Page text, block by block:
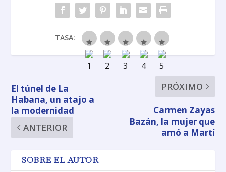
TASA:
El túnel de La
Habana, un atajo a
la modernidad
ANTERIOR
PRÓXIMO
Carmen Zayas
Bazán, la mujer que
amó a Martí
SOBRE EL AUTOR